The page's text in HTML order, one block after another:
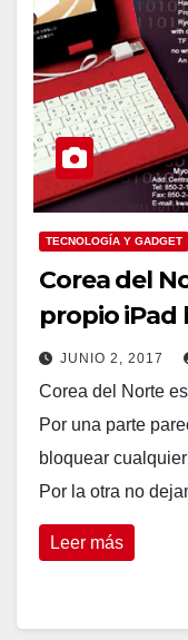
TECNOLOGÍA Y GADGET
Corea del
propio iPad
JUNIO 2, 2017
Corea del Norte
Por una parte
bloquear
Por la otra no
Leer más